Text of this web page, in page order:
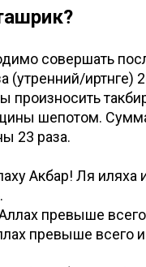
совершать
иртәнге)
шепотом.
23 раза.
Акбар! Ля иляха
превыше
превыше всего